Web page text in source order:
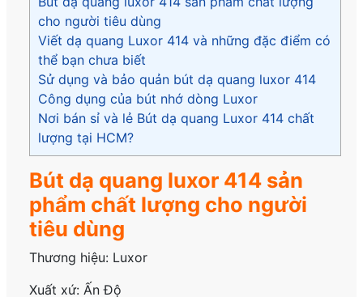
cho người tiêu dùng
Viết dạ quang Luxor 414 và những đặc điểm có
thể bạn chưa biết
Sử dụng và bảo quản bút dạ quang luxor 414
Công dụng của bút nhớ dòng Luxor
Nơi bán sỉ và lẻ Bút dạ quang Luxor 414 chất
lượng tại HCM?
Bút dạ quang luxor 414 sản
phẩm chất lượng cho người
tiêu dùng
Thương hiệu: Luxor
Xuất xứ: Ấn Độ